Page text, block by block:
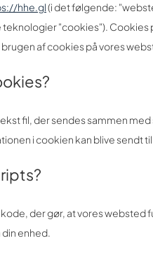
hhe.gl(i det følgende:
"cookies").
af ​​cookies på vores
fil, der sendes sammen
i cookien kan blive sendt
der gør, at vores
enhed.